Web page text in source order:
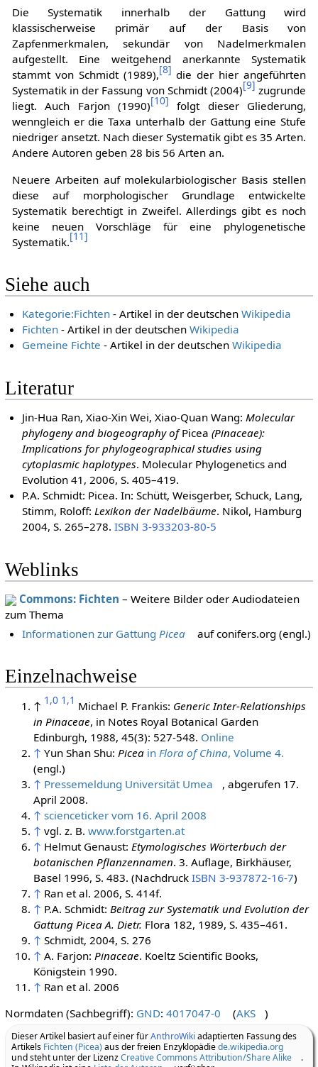
Die Systematik innerhalb der Gattung wird
klassischerweise primär auf der Basis von
Zapfenmerkmalen, sekundär von Nadelmerkmalen
aufgestellt. Eine weitgehend anerkannte Systematik
stammt von Schmidt (1989),[8] die der hier angeführten
Systematik in der Fassung von Schmidt (2004)[9] zugrunde
liegt. Auch Farjon (1990)[10] folgt dieser Gliederung,
wenngleich er die Taxa unterhalb der Gattung eine Stufe
niedriger ansetzt. Nach dieser Systematik gibt es 35 Arten.
Andere Autoren geben 28 bis 56 Arten an.
Neuere Arbeiten auf molekularbiologischer Basis stellen
diese auf morphologischer Grundlage entwickelte
Systematik berechtigt in Zweifel. Allerdings gibt es noch
keine neuen Vorschläge für eine phylogenetische
Systematik.[11]
Siehe auch
Kategorie:Fichten - Artikel in der deutschenWikipedia
Fichten - Artikel in der deutschenWikipedia
Gemeine Fichte - Artikel in der deutschenWikipedia
Literatur
Jin-Hua Ran, Xiao-Xin Wei, Xiao-Quan Wang:Molecular
phylogeny and biogeography ofPicea (Pinaceae):
Implications for phylogeographical studies using
cytoplasmic haplotypes. Molecular Phylogenetics and
Evolution 41, 2006, S. 405–419.
P.A. Schmidt: Picea. In: Schütt, Weisgerber, Schuck, Lang,
Stimm, Roloff:Lexikon der Nadelbäume. Nikol, Hamburg
2004, S. 265–278.ISBN 3-933203-80-5
Weblinks
Commons: Fichten – Weitere Bilder oder Audiodateien
zum Thema
Informationen zur Gattung Picea auf conifers.org (engl.)
Einzelnachweise
↑ 1,0 1,1 Michael P. Frankis: Generic Inter-Relationships
in Pinaceae, in Notes Royal Botanical Garden
Edinburgh, 1988, 45(3): 527-548. Online
↑ Yun Shan Shu: Picea in Flora of China, Volume 4.
(engl.)
↑ Pressemeldung Universität Umea
, abgerufen 17.
April 2008.
↑ scienceticker vom 16. April 2008
↑ vgl. z. B. www.forstgarten.at
↑ Helmut Genaust: Etymologisches Wörterbuch der
botanischen Pflanzennamen. 3. Auflage, Birkhäuser,
Basel 1996, S. 483. (Nachdruck ISBN 3-937872-16-7)
↑ Ran et al. 2006, S. 414f.
↑ P.A. Schmidt: Beitrag zur Systematik und Evolution der
Gattung Picea A. Dietr. Flora 182, 1989, S. 435–461.
↑ Schmidt, 2004, S. 276
↑ A. Farjon: Pinaceae. Koeltz Scientific Books,
Königstein 1990.
↑ Ran et al. 2006
Normdaten (Sachbegriff): GND: 4017047-0 (AKS )
Dieser Artikel basiert auf einer fürAnthroWiki adaptierten Fassung des
Artikels Fichten (Picea)aus der freien Enzyklopädiede.wikipedia.org
und steht unter der LizenzCreative Commons Attribution/Share Alike
.